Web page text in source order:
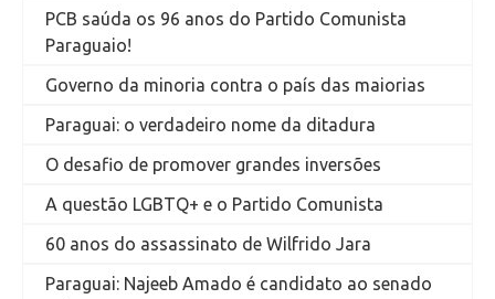
PCB saúda os 96 anos do Partido Comunista
Paraguaio!
Governo da minoria contra o país das maiorias
Paraguai: o verdadeiro nome da ditadura
O desafio de promover grandes inversões
A questão LGBTQ+ e o Partido Comunista
60 anos do assassinato de Wilfrido Jara
Paraguai: Najeeb Amado é candidato ao senado